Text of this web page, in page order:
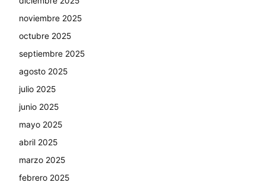
noviembre 2025
octubre 2025
septiembre 2025
agosto 2025
julio 2025
junio 2025
mayo 2025
abril 2025
marzo 2025
febrero 2025